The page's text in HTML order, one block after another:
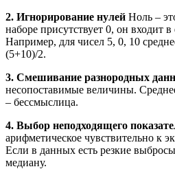
2. Игнорирование нулей Ноль –
наборе присутствует 0, он входит
Например, для чисел 5, 0, 10
(5+10)/2.
3. Смешивание разнородных
несопоставимые величины.
– бессмыслица.
4. Выбор неподходящего
арифметическое чувствительно к
Если в данных есть резкие
медиану.